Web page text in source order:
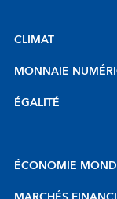
CLIMAT
MONNAIE
ÉGALITÉ
ÉCONOMIE